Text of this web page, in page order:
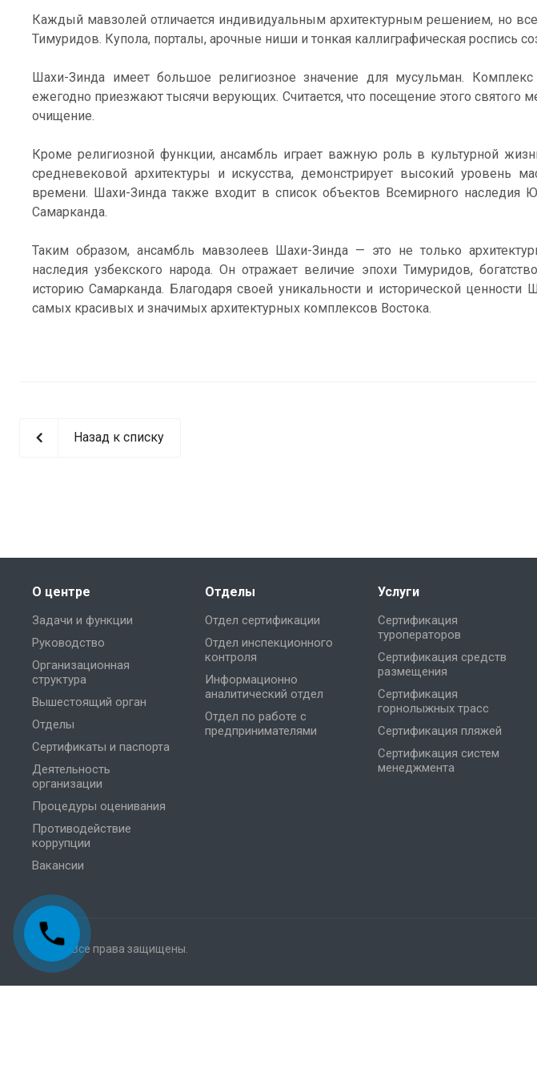
Каждый мавзолей отличается индивидуальным архитектурным решением, но
Тимуридов. Купола, порталы, арочные ниши и тонкая каллиграфическая роспись
Шахи-Зинда имеет большое религиозное значение для мусульман. Комплекс
ежегодно приезжают тысячи верующих. Считается, что посещение этого святого
очищение.
Кроме религиозной функции, ансамбль играет важную роль в культурной
средневековой архитектуры и искусства, демонстрирует высокий уровень
времени. Шахи-Зинда также входит в список объектов Всемирного наследия
Самарканда.
Таким образом, ансамбль мавзолеев Шахи-Зинда — это не только
наследия узбекского народа. Он отражает величие эпохи Тимуридов,
историю Самарканда. Благодаря своей уникальности и исторической ценности
самых красивых и значимых архитектурных комплексов Востока.
Назад к списку
О центре
Задачи и функции
Руководство
Организационная
структура
Вышестоящий орган
Отделы
Сертификаты и паспорта
Деятельность
организации
Процедуры оценивания
Противодействие
коррупции
Вакансии
Отделы
Отдел сертификации
Отдел инспекционного
контроля
Информационно
аналитический отдел
Отдел по работе с
предпринимателями
Услуги
Сертификация
туроператоров
Сертификация средств
размещения
Сертификация
горнолыжных трасс
Сертификация пляжей
Сертификация систем
менеджмента
© 2026 Все права защищены.